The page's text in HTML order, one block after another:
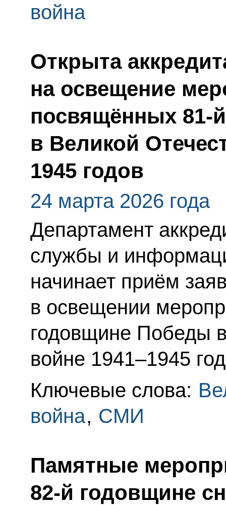
война
Открыта
на освещение
посвящённых 81-
в Великой
1945 годов
24 марта 2026 года
Департамент
службы и
начинает приём
в освещении
годовщине Победы
войне 1941–1945
Ключевые слова:
война, СМИ
Памятные
82-й годовщине